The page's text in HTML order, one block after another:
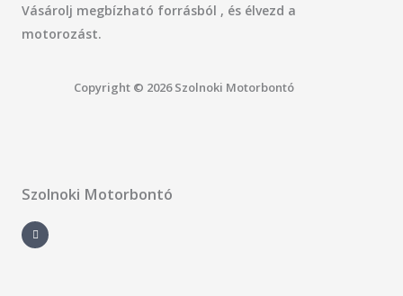
Vásárolj megbízható forrásból , és élvezd a
motorozást.
Copyright © 2026 Szolnoki Motorbontó
Szolnoki Motorbontó
a
c
e